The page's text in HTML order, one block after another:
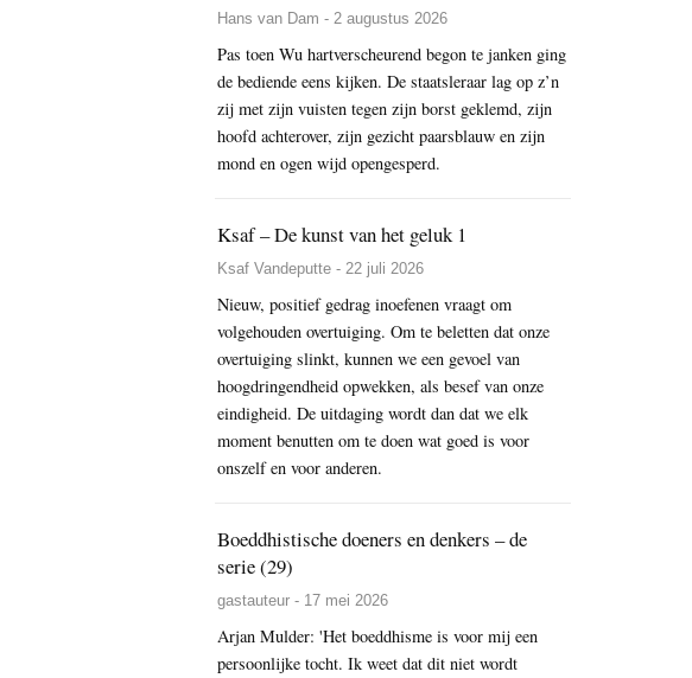
Hans van Dam - 2 augustus 2026
Pas toen Wu hartverscheurend begon te janken ging
de bediende eens kijken. De staatsleraar lag op z’n
zij met zijn vuisten tegen zijn borst geklemd, zijn
hoofd achterover, zijn gezicht paarsblauw en zijn
mond en ogen wijd opengesperd.
Ksaf – De kunst van het geluk 1
Ksaf Vandeputte - 22 juli 2026
Nieuw, positief gedrag inoefenen vraagt om
volgehouden overtuiging. Om te beletten dat onze
overtuiging slinkt, kunnen we een gevoel van
hoogdringendheid opwekken, als besef van onze
eindigheid. De uitdaging wordt dan dat we elk
moment benutten om te doen wat goed is voor
onszelf en voor anderen.
Boeddhistische doeners en denkers – de
serie (29)
gastauteur - 17 mei 2026
Arjan Mulder: 'Het boeddhisme is voor mij een
persoonlijke tocht. Ik weet dat dit niet wordt